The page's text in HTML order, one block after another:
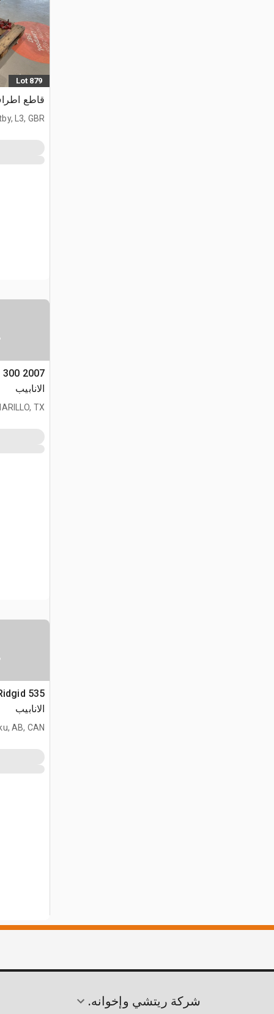
Lot 879
قاطع
L3, GBR
الانابيب
TX
الانابيب
AB, CAN
شركة ريتشي وإخوانه.